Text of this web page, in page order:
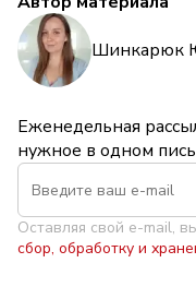
Шинкарюк
Еженедельная
нужное в одном
Оставляя свой e-mail,
сбор, обработку и